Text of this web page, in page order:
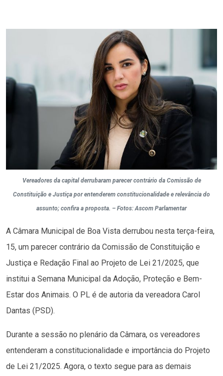
Vereadores da capital derrubaram parecer contrário da Comissão de
Constituição e Justiça por entenderem constitucionalidade e relevância do
assunto; confira a proposta. – Fotos: Ascom Parlamentar
A Câmara Municipal de Boa Vista derrubou nesta terça-feira,
15, um parecer contrário da Comissão de Constituição e
Justiça e Redação Final ao Projeto de Lei 21/2025, que
institui a Semana Municipal da Adoção, Proteção e Bem-
Estar dos Animais. O PL é de autoria da vereadora Carol
Dantas (PSD).
Durante a sessão no plenário da Câmara, os vereadores
entenderam a constitucionalidade e importância do Projeto
de Lei 21/2025. Agora, o texto segue para as demais